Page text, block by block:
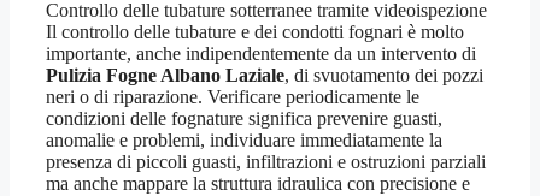
Controllo delle tubature sotterranee tramite videoispezione
Il controllo delle tubature e dei condotti fognari è molto
importante, anche indipendentemente da un intervento di
Pulizia Fogne Albano Laziale, di svuotamento dei pozzi
neri o di riparazione. Verificare periodicamente le
condizioni delle fognature significa prevenire guasti,
anomalie e problemi, individuare immediatamente la
presenza di piccoli guasti, infiltrazioni e ostruzioni parziali
ma anche mappare la struttura idraulica con precisione e